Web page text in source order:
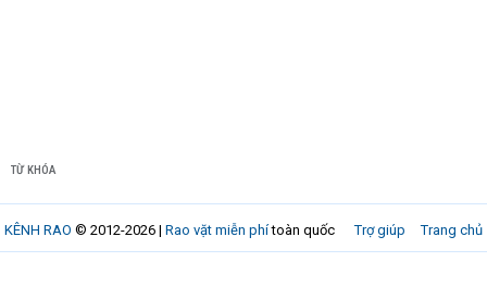
TỪ KHÓA
Trợ giúp Trang chủ
KÊNH RAO © 2012-2026 | Rao vặt miễn phítoàn quốc